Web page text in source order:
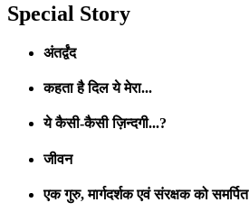
Special Story
अंतर्द्वंद
कहता है दिल ये मेरा...
ये कैसी-कैसी ज़िन्दगी...?
जीवन
एक गुरु, मार्गदर्शक एवं संरक्षक को समर्पित